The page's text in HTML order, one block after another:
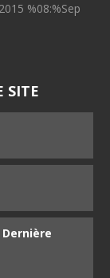
%08:%Sep
SITE
Dernière